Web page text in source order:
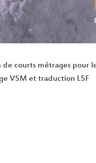
de courts métrages pour
VSM et traduction LSF